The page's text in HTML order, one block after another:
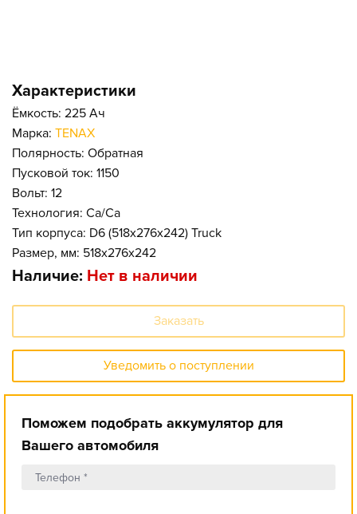
Характеристики
Ёмкость: 225 Ач
Марка: TENAX
Полярность: Обратная
Пусковой ток: 1150
Вольт: 12
Технология: Ca/Ca
Тип корпуса: D6 (518x276x242) Truck
Размер, мм: 518x276x242
Наличие: Нет в наличии
Заказать
Уведомить о поступлении
Поможем подобрать аккумулятор для
Вашего автомобиля